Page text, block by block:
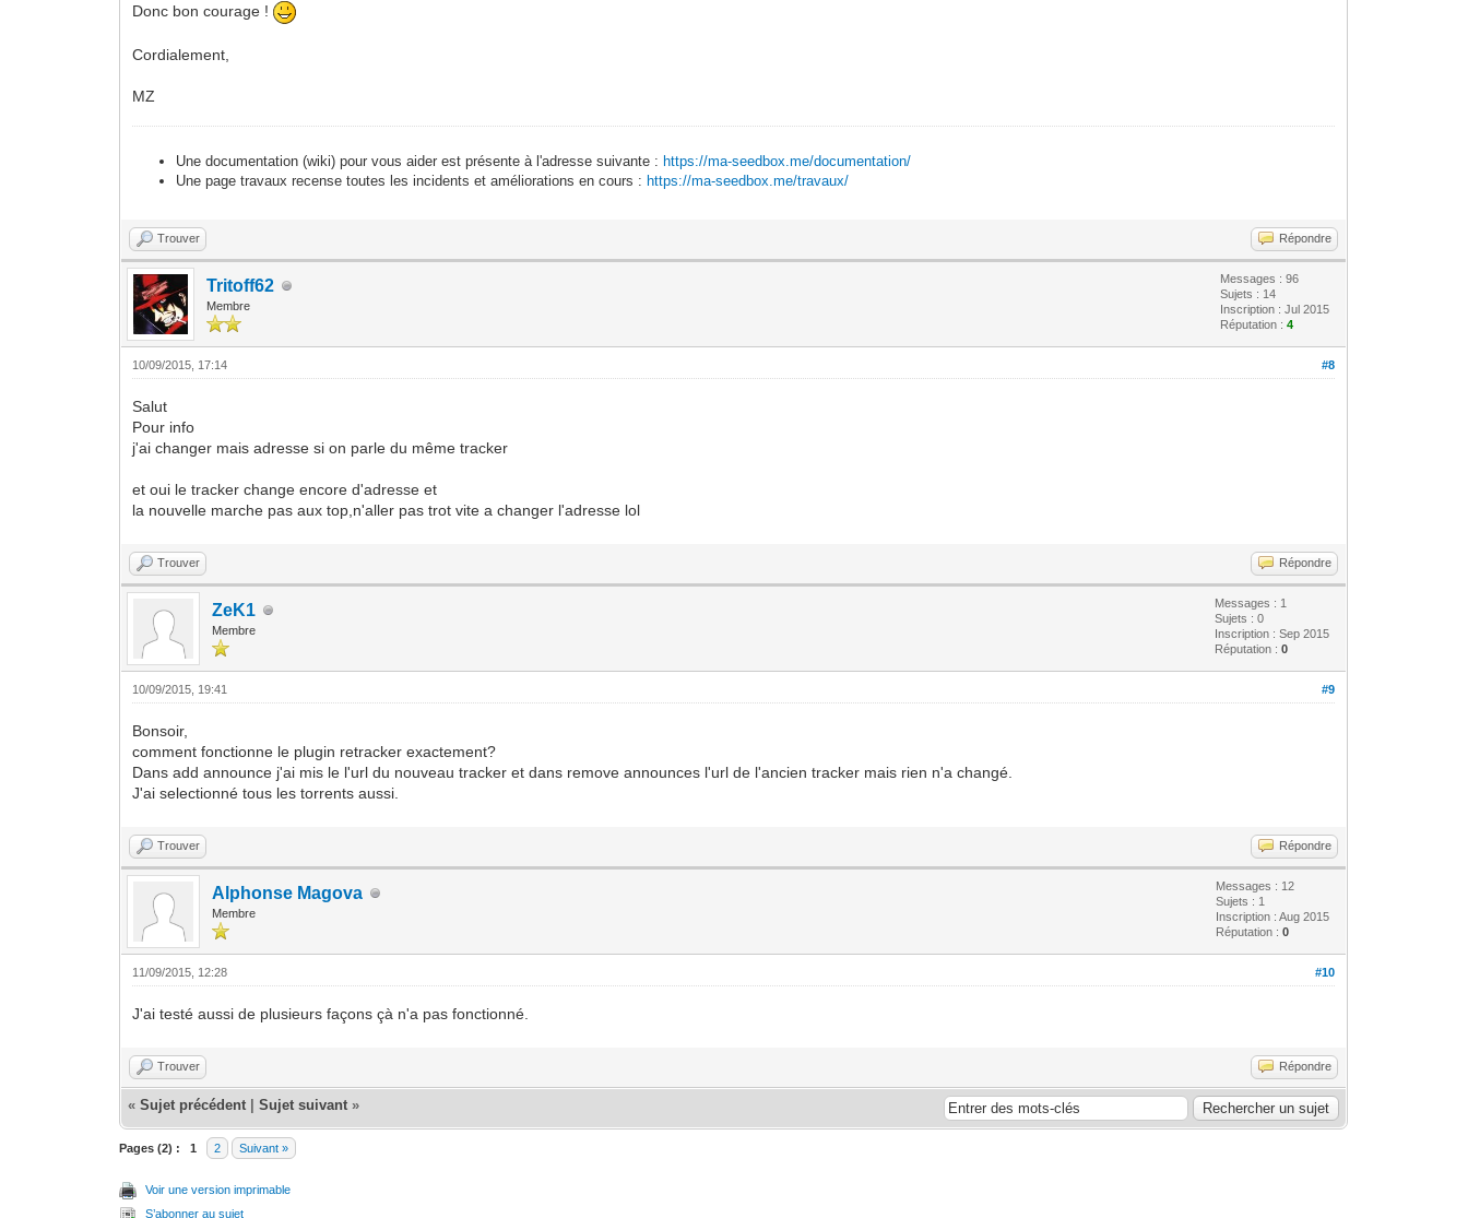
Donc bon courage !
Cordialement,
MZ
Une documentation (wiki) pour vous aider est présente à l'adresse suivante : https://ma-seedbox.me/documentation/
Une page travaux recense toutes les incidents et améliorations en cours : https://ma-seedbox.me/travaux/
Trouver Répondre
Tritoff62
Membre
Messages : 96
Sujets : 14
Inscription : Jul 2015
Réputation :4
#8
10/09/2015, 17:14
Salut
Pour info
j'ai changer mais adresse si on parle du même tracker
et oui le tracker change encore d'adresse et
la nouvelle marche pas aux top,n'aller pas trot vite a changer l'adresse lol
Trouver Répondre
ZeK1
Membre
Messages : 1
Sujets : 0
Inscription : Sep 2015
Réputation :0
#9
10/09/2015, 19:41
Bonsoir,
comment fonctionne le plugin retracker exactement?
Dans add announce j'ai mis le l'url du nouveau tracker et dans remove announces l'url de l'ancien tracker mais rien n'a changé.
J'ai selectionné tous les torrents aussi.
Trouver Répondre
Alphonse Magova
Membre
Messages : 12
Sujets : 1
Inscription : Aug 2015
Réputation :0
#10
11/09/2015, 12:28
J'ai testé aussi de plusieurs façons çà n'a pas fonctionné.
Trouver Répondre
«Sujet précédent |Sujet suivant »
Pages (2) : 1 2 Suivant »
Voir une version imprimable
S’abonner au sujet